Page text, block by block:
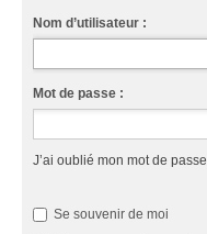
Nom d’utilisateur :
Mot de passe :
J’ai oublié mon mot de passe
Se souvenir de moi